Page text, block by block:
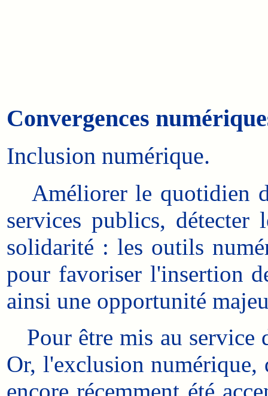
Convergences
Inclusion numérique.
Améliorer le quotidien
services publics, détecter
solidarité : les outils
pour favoriser l'insertion
ainsi une opportunité
Pour être mis au service
Or, l'exclusion numérique,